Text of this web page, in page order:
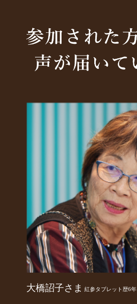
大橋詔子さま 紅参タブレット歴6年